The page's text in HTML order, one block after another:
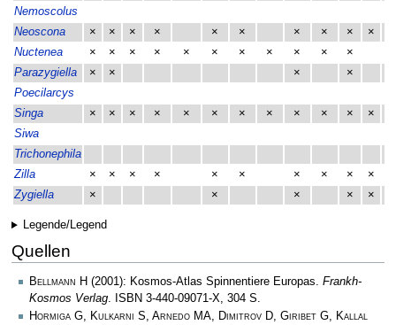
Nemoscolus
Neoscona
× × × × × × × × × ×
Nuctenea
× × × × × × × × × ×
×
Parazygiella
× × ×
×
Poecilarcys
Singa
× × × × × × × × × × ×
×
Siwa
Trichonephila
Zilla
× × × × × × × × × ×
Zygiella
× × × × ×
Legende/Legend
Quellen
Bellmann H (2001): Kosmos-Atlas Spinnentiere Europas. Frankh-
Kosmos Verlag . ISBN 3-440-09071-X, 304 S.
Hormiga G, Kulkarni S, Arnedo MA, Dimitrov D, Giribet G, Kallal